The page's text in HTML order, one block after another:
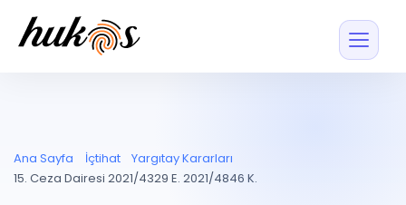
Entegrasyonu
UYAP ile otomatik
Blog
Ana Sayfa İçtihat
Yargıtay Kararları
15. Ceza Dairesi 2021/4329 E. 2021/4846 K.